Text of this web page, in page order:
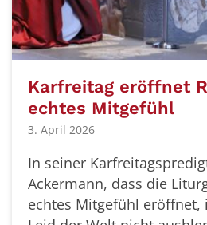
Karfreitag eröffnet
echtes Mitgefühl
3. April 2026
In seiner
Ackermann, dass die
echtes Mitgefühl eröffnet,